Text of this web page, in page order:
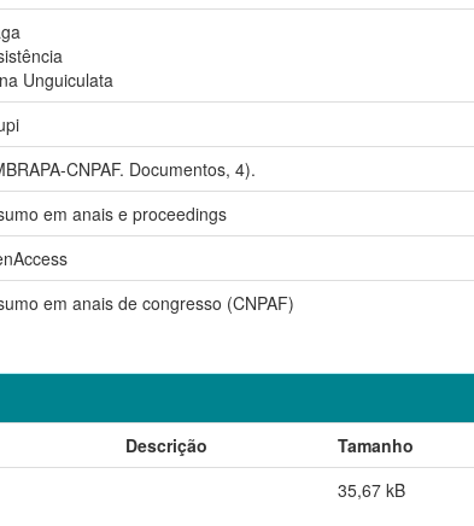
Unguiculata
CNPAF. Documentos, 4).
em anais e proceedings
em anais de congresso (CNPAF)
Descrição Tamanho
35,67 kB